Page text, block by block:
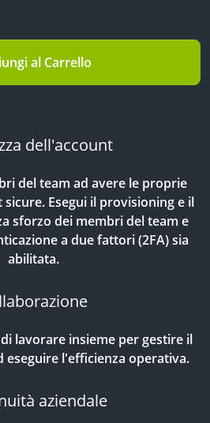
al Carrello
dell'account
del team ad avere le proprie
Esegui il provisioning e il
sforzo dei membri del team e
a due fattori (2FA) sia
abilitata.
lavorare insieme per gestire il
eseguire l'efficienza operativa.
aziendale